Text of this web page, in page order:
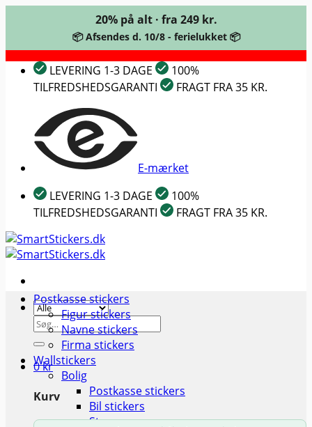
20% på alt · fra 249 kr.
📦 Afsendes d. 10/8 - ferielukket 📦
indhold
LEVERING 1-3 DAGE
100%
TILFREDSHEDSGARANTI
FRAGT FRA 35 KR.
E-mærket
LEVERING 1-3 DAGE
100%
TILFREDSHEDSGARANTI
FRAGT FRA 35 KR.
Søg
efter:
0kr
Kurv
Postkasse stickers
Figur stickers
Navne stickers
Firma stickers
Wallstickers
Bolig
Postkasse stickers
Bil stickers
Stuen